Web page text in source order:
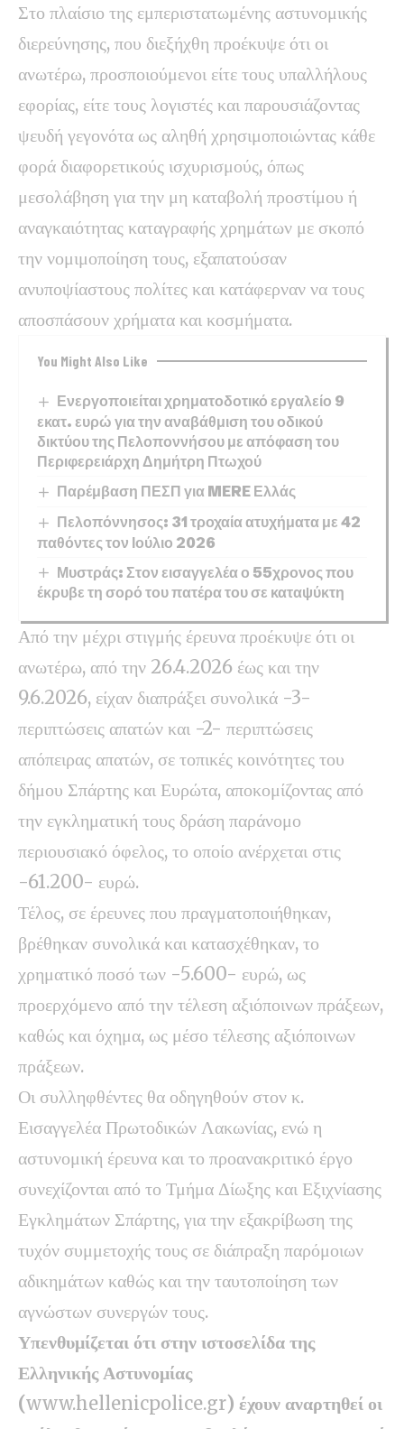
Στο πλαίσιο της εμπεριστατωμένης αστυνομικής
διερεύνησης, που διεξήχθη προέκυψε ότι οι
ανωτέρω, προσποιούμενοι είτε τους υπαλλήλους
εφορίας, είτε τους λογιστές και παρουσιάζοντας
ψευδή γεγονότα ως αληθή χρησιμοποιώντας κάθε
φορά διαφορετικούς ισχυρισμούς, όπως
μεσολάβηση για την μη καταβολή προστίμου ή
αναγκαιότητας καταγραφής χρημάτων με σκοπό
την νομιμοποίηση τους, εξαπατούσαν
ανυποψίαστους πολίτες και κατάφερναν να τους
αποσπάσουν χρήματα και κοσμήματα.
You Might Also Like
Ενεργοποιείται χρηματοδοτικό εργαλείο 9
εκατ. ευρώ για την αναβάθμιση του οδικού
δικτύου της Πελοποννήσου με απόφαση του
Περιφερειάρχη Δημήτρη Πτωχού
Παρέμβαση ΠΕΣΠ για MERE Ελλάς
Πελοπόννησος: 31 τροχαία ατυχήματα με 42
παθόντες τον Ιούλιο 2026
Μυστράς: Στον εισαγγελέα ο 55χρονος που
έκρυβε τη σορό του πατέρα του σε καταψύκτη
Από την μέχρι στιγμής έρευνα προέκυψε ότι οι
ανωτέρω, από την 26.4.2026 έως και την
9.6.2026, είχαν διαπράξει συνολικά -3-
περιπτώσεις απατών και -2- περιπτώσεις
απόπειρας απατών, σε τοπικές κοινότητες του
δήμου Σπάρτης και Ευρώτα, αποκομίζοντας από
την εγκληματική τους δράση παράνομο
περιουσιακό όφελος, το οποίο ανέρχεται στις
-61.200- ευρώ.
Τέλος, σε έρευνες που πραγματοποιήθηκαν,
βρέθηκαν συνολικά και κατασχέθηκαν, το
χρηματικό ποσό των -5.600- ευρώ, ως
προερχόμενο από την τέλεση αξιόποινων πράξεων,
καθώς και όχημα, ως μέσο τέλεσης αξιόποινων
πράξεων.
Οι συλληφθέντες θα οδηγηθούν στον κ.
Εισαγγελέα Πρωτοδικών Λακωνίας, ενώ η
αστυνομική έρευνα και το προανακριτικό έργο
συνεχίζονται από το Τμήμα Δίωξης και Εξιχνίασης
Εγκλημάτων Σπάρτης, για την εξακρίβωση της
τυχόν συμμετοχής τους σε διάπραξη παρόμοιων
αδικημάτων καθώς και την ταυτοποίηση των
αγνώστων συνεργών τους.
Υπενθυμίζεται ότι στην ιστοσελίδα της
Ελληνικής Αστυνομίας
(www.hellenicpolice.gr) έχουν αναρτηθεί οι